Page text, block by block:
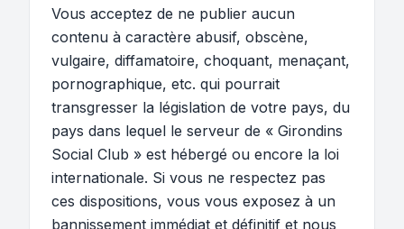
Vous acceptez de ne publier aucun
contenu à caractère abusif, obscène,
vulgaire, diffamatoire, choquant, menaçant,
pornographique, etc. qui pourrait
transgresser la législation de votre pays, du
pays dans lequel le serveur de « Girondins
Social Club » est hébergé ou encore la loi
internationale. Si vous ne respectez pas
ces dispositions, vous vous exposez à un
bannissement immédiat et définitif et nous